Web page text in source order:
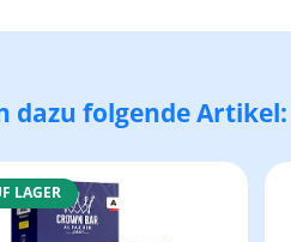
dazu folgende Artikel:
LAGER